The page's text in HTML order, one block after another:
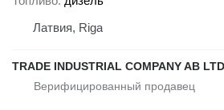
Латвия, Riga
TRADE INDUSTRIAL COMPANY AB LTD